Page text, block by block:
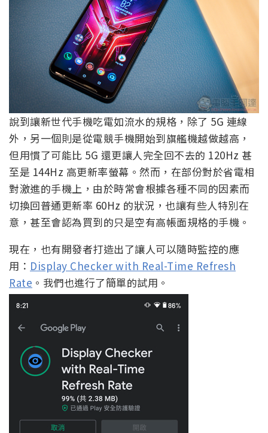
說到讓新世代手機吃電如流水的規格，除了 5G 連線
外，另一個則是從電競手機開始到旗艦機越做越高，
但用慣了可能比 5G 還更讓人完全回不去的 120Hz 甚
至是 144Hz 高更新率螢幕。然而，在部份對於省電相
對激進的手機上，由於時常會根據各種不同的因素而
切換回普通更新率 60Hz 的狀況，也讓有些人特別在
意，甚至會認為買到的只是空有高帳面規格的手機。
現在，也有開發者打造出了讓人可以隨時監控的應
用： Display Checker with Real-Time Refresh
Rate 。我們也進行了簡單的試用。